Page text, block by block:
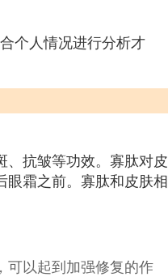
个人情况进行分析才
、抗皱等功效。寡肽对皮
眼霜之前。寡肽和皮肤相
可以起到加强修复的作